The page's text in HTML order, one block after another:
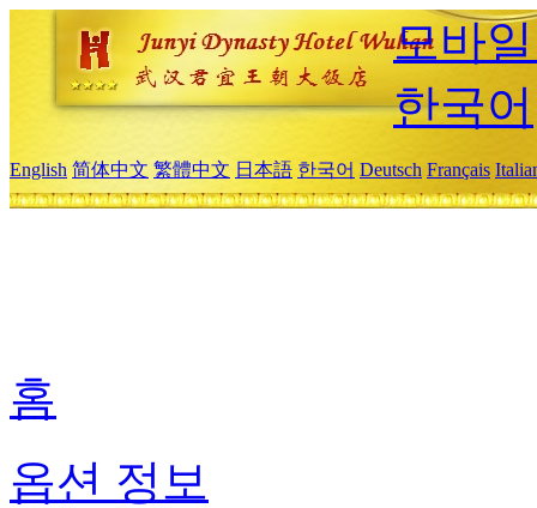
모바
한국어
English 简体中文 繁體中文 日本語 한국어 Deutsch Français
홈
옵션 정보